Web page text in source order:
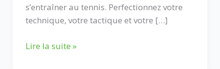
s’entraîner au tennis. Perfectionnez votre
technique, votre tactique et votre […]
4Lire la suite »